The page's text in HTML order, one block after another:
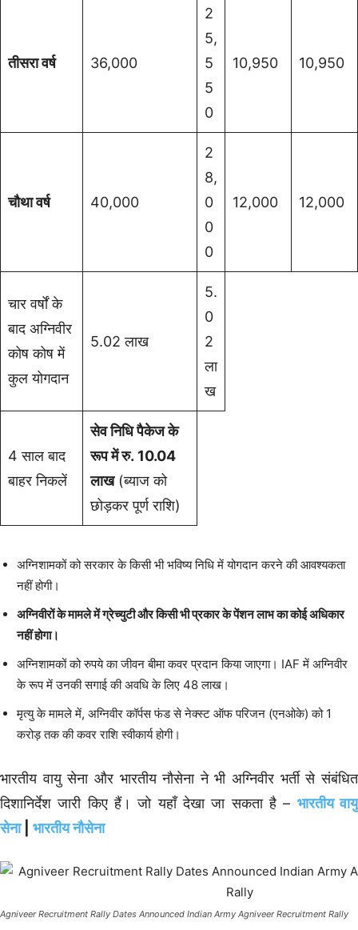
तीसरा वर्ष 36,000
2
5,
5
5
0
10,950 10,950
चौथा वर्ष 40,000
2
8,
0
0
0
12,000 12,000
चार वर्षों के
बाद अग्निवीर
कोष कोष में
कुल योगदान
5.02 लाख
5.
0
2
ला
ख
4 साल बाद
बाहर निकलें
सेव निधि पैकेज के
रूप मेंरु. 10.04
लाख(ब्याज को
छोड़कर पूर्ण राशि)
अग्निशामकों को सरकार के किसी भी भविष्य निधि में योगदान करने की आवश्यकता
नहीं होगी।
अग्निवीरों के मामले में ग्रेच्युटी और किसी भी प्रकार के पेंशन लाभ का कोई अधिकार
नहीं होगा।
अग्निशामकों को रुपये का जीवन बीमा कवर प्रदान किया जाएगा। IAF में अग्निवीर
के रूप में उनकी सगाई की अवधि के लिए 48 लाख।
मृत्यु के मामले में, अग्निवीर कॉर्पस फंड से नेक्स्ट ऑफ परिजन (एनओके) को 1
करोड़ तक की कवर राशि स्वीकार्य होगी।
भारतीय वायु सेना और भारतीय नौसेना ने भी अग्निवीर भर्ती से संबंधित
दिशानिर्देश जारी किए हैं। जो यहाँ देखा जा सकता है – भारतीय वायु
सेना| भारतीय नौसेना
Agniveer Recruitment Rally Dates Announced Indian Army Agniveer Recruitment Rally